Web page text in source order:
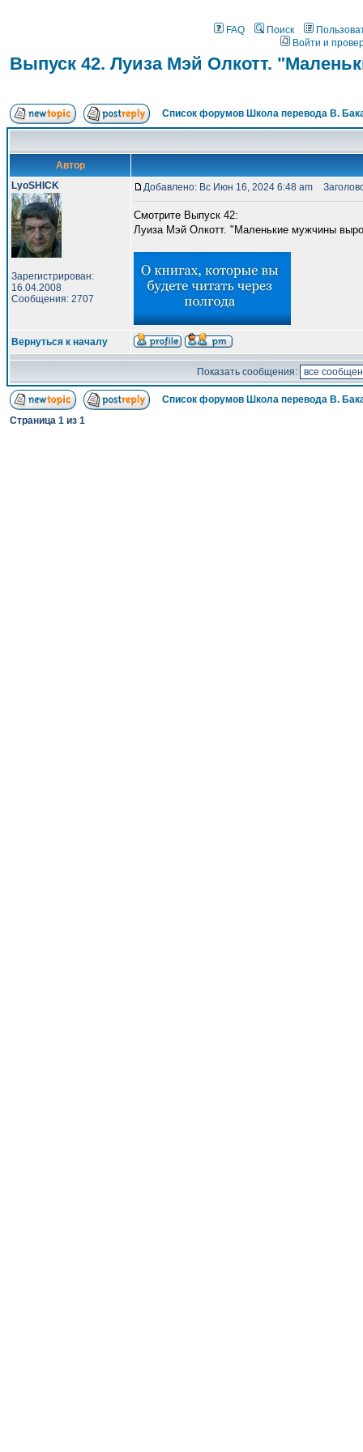
FAQ Поиск
Войти и
Выпуск 42. Луиза Мэй Олкотт.
Список форумов Школа перевода В.
Автор
LyoSHICK
Зарегистрирован:
16.04.2008
Сообщения: 2707
Добавлено: Вс Июн 16, 2024 6:48 am
Смотрите Выпуск 42:
Луиза Мэй Олкотт. "Маленькие мужчины
Вернуться к началу
Показать сообщения:
Список форумов Школа перевода В.
Страница 1 из 1